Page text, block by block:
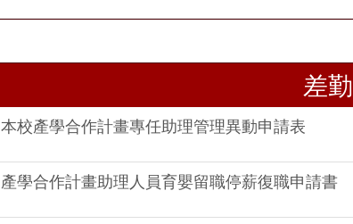
差勤
本校產學合作計畫專任助理管理異動申請表
產學合作計畫助理人員育嬰留職停薪復職申請書